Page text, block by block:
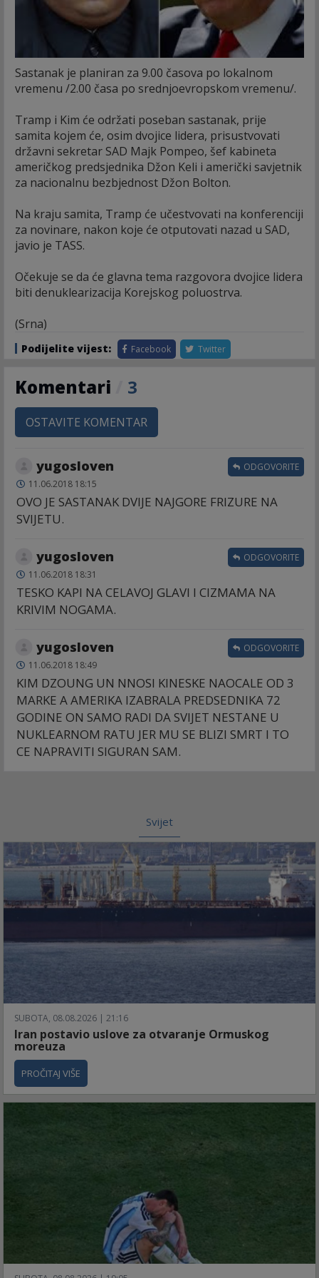
Sastanak je planiran za 9.00 časova po lokalnom
vremenu /2.00 časa po srednjoevropskom vremenu/.
Tramp i Kim će održati poseban sastanak, prije
samita kojem će, osim dvojice lidera, prisustvovati
državni sekretar SAD Majk Pompeo, šef kabineta
američkog predsjednika Džon Keli i američki savjetnik
za nacionalnu bezbjednost Džon Bolton.
Na kraju samita, Tramp će učestvovati na konferenciji
za novinare, nakon koje će otputovati nazad u SAD,
javio je TASS.
Očekuje se da će glavna tema razgovora dvojice lidera
biti denuklearizacija Korejskog poluostrva.
(Srna)
Podijelite vijest: Facebook Twitter
Komentari 3
OSTAVITE KOMENTAR
yugosloven
11.06.2018 18:15
OVO JE SASTANAK DVIJE NAJGORE FRIZURE NA
SVIJETU.
ODGOVORITE
yugosloven
11.06.2018 18:31
TESKO KAPI NA CELAVOJ GLAVI I CIZMAMA NA
KRIVIM NOGAMA.
ODGOVORITE
yugosloven
11.06.2018 18:49
KIM DZOUNG UN NNOSI KINESKE NAOCALE OD 3
MARKE A AMERIKA IZABRALA PREDSEDNIKA 72
GODINE ON SAMO RADI DA SVIJET NESTANE U
NUKLEARNOM RATU JER MU SE BLIZI SMRT I TO
CE NAPRAVITI SIGURAN SAM.
ODGOVORITE
Svijet
SUBOTA, 08.08.2026 | 21:16
Iran postavio uslove za otvaranje Ormuskog
moreuza
PROČITAJ VIŠE